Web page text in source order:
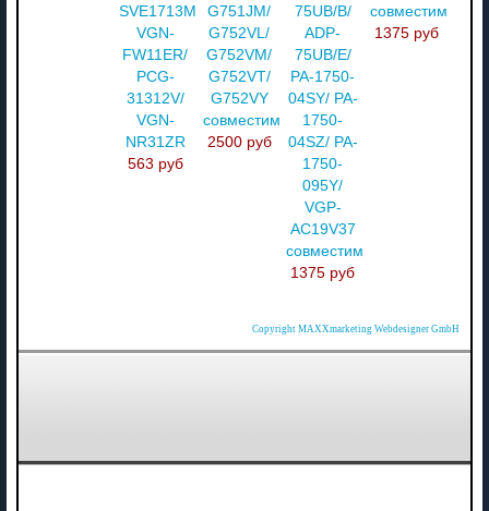
SVE1713M1RW/
VGN-
FW11ER/
PCG-
31312V/
VGN-
NR31ZR
563 руб
G751JM/
G752VL/
G752VM/
G752VT/
G752VY
совместимый
2500 руб
75UB/B/
ADP-
75UB/E/
PA-1750-
04SY/ PA-
1750-
04SZ/ PA-
1750-
095Y/
VGP-
AC19V37
совместимый
1375 руб
совместимый
1375 руб
Copyright MAXXmarketing Webdesigner GmbH